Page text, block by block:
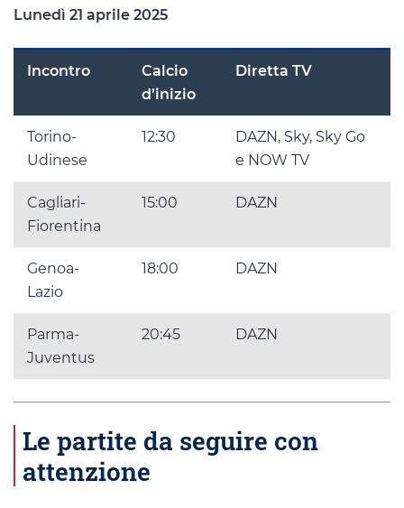
Lunedì 21 aprile 2025
Incontro
Calcio
d’inizio
Diretta TV
Torino-
Udinese
12:30
DAZN, Sky, Sky Go
e NOW TV
Cagliari-
Fiorentina
15:00 DAZN
Genoa-
Lazio
18:00 DAZN
Parma-
Juventus
20:45 DAZN
Le partite da seguire con
attenzione